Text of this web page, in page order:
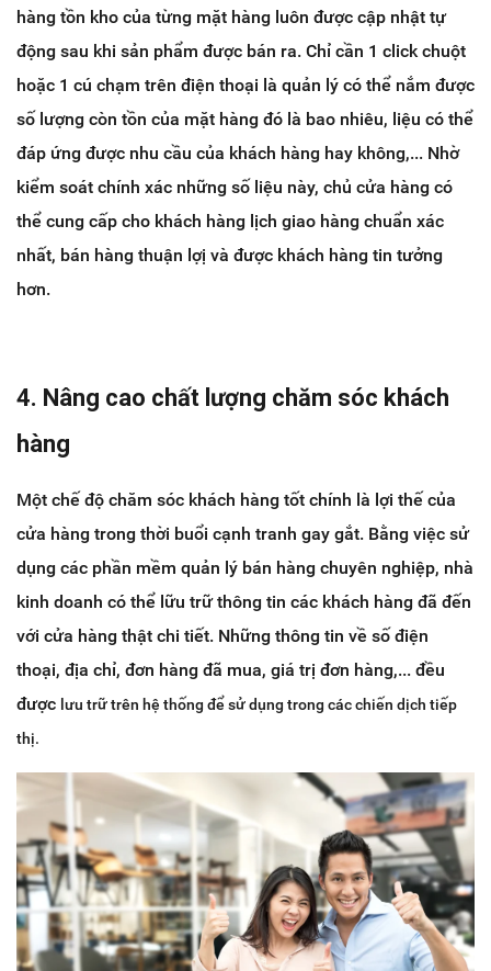
hàng tồn kho của từng mặt hàng luôn được cập nhật tự
động sau khi sản phẩm được bán ra. Chỉ cần 1 click chuột
hoặc 1 cú chạm trên điện thoại là quản lý có thể nắm được
số lượng còn tồn của mặt hàng đó là bao nhiêu, liệu có thể
đáp ứng được nhu cầu của khách hàng hay không,... Nhờ
kiểm soát chính xác những số liệu này, chủ cửa hàng có
thể cung cấp cho khách hàng lịch giao hàng chuẩn xác
nhất, bán hàng thuận lợị và được khách hàng tin tưởng
hơn.
4. Nâng cao chất lượng chăm sóc khách
hàng
Một chế độ chăm sóc khách hàng tốt chính là lợi thế của
cửa hàng trong thời buổi cạnh tranh gay gắt. Bằng việc sử
dụng các phần mềm quản lý bán hàng chuyên nghiệp, nhà
kinh doanh có thể lữu trữ thông tin các khách hàng đã đến
với cửa hàng thật chi tiết. Những thông tin về số điện
thoại, địa chỉ, đơn hàng đã mua, giá trị đơn hàng,... đều
được lưu trữ trên hệ thống để sử dụng trong các chiến dịch tiếp
thị.